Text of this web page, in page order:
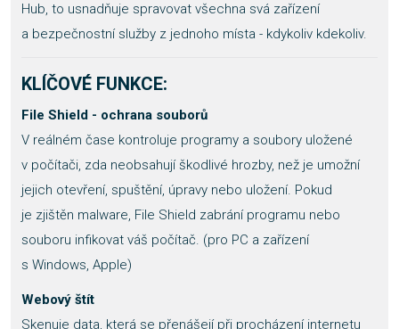
Hub, to usnadňuje spravovat všechna svá zařízení
a bezpečnostní služby z jednoho místa - kdykoliv kdekoliv.
KLÍČOVÉ FUNKCE:
File Shield - ochrana souborů
V reálném čase kontroluje programy a soubory uložené
v počítači, zda neobsahují škodlivé hrozby, než je umožní
jejich otevření, spuštění, úpravy nebo uložení. Pokud
je zjištěn malware, File Shield zabrání programu nebo
souboru infikovat váš počítač. (pro PC a zařízení
s Windows, Apple)
Webový štít
Skenuje data, která se přenášejí při procházení internetu